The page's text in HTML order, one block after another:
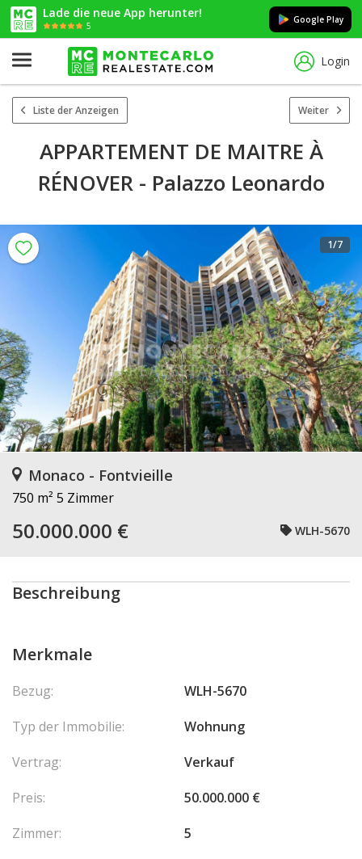
Lade die neue App herunter!
5
Google Play
Login
Liste der Anzeigen Weiter
APPARTEMENT DE MAITRE À
RÉNOVER - Palazzo Leonardo
1/7
Monaco - Fontvieille
750 m² 5 Zimmer
50.000.000 € WLH-5670
Beschreibung
Merkmale
Bezug:
WLH-5670
Typ der Immobilie:
Wohnung
Vertrag:
Verkauf
Preis:
50.000.000 €
Zimmer:
5